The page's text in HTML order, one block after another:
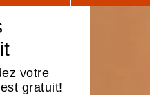
votre
gratuit!